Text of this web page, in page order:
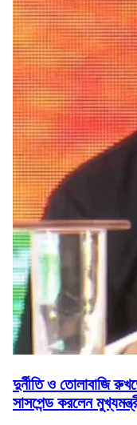
দুর্নীতি ও তোলাবাজি
সাসপেন্ড করলেন